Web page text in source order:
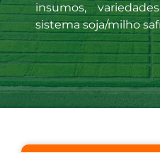
insumos,
sistema soja/milho